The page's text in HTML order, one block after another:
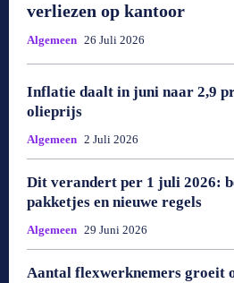
verliezen op kantoor
Algemeen 26 Juli 2026
Inflatie daalt in juni naar 2,9
olieprijs
Algemeen 2 Juli 2026
Dit verandert per 1 juli 2026:
pakketjes en nieuwe regels
Algemeen 29 Juni 2026
Aantal flexwerknemers groeit